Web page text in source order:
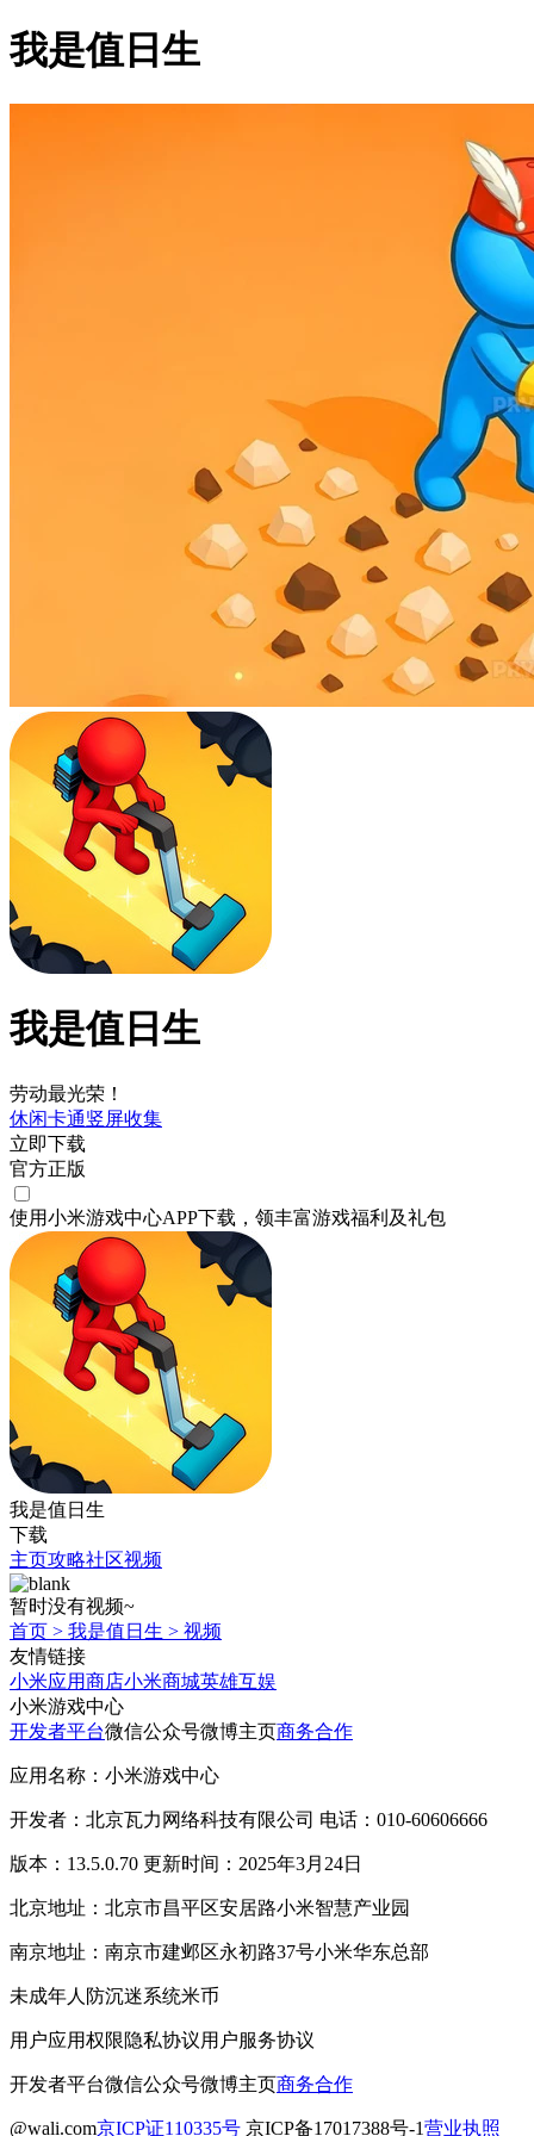
我是值日生
我是值日生
劳动最光荣！
休闲卡通竖屏收集
立即下载
官方正版
使用小米游戏中心APP下载 ，领丰富游戏福利 及礼包
我是值日生
下载
主页攻略社区视频
暂时没有视频~
首页 > 我是值日生 > 视频
友情链接
小米应用商店小米商城英雄互娱
小米游戏中心
开发者平台微信公众号微博主页商务合作
应用名称：小米游戏中心
开发者：北京瓦力网络科技有限公司 电话：010-60606666
版本：13.5.0.70 更新时间：2025年3月24日
北京地址：北京市昌平区安居路小米智慧产业园
南京地址：南京市建邺区永初路37号小米华东总部
未成年人防沉迷系统米币
用户应用权限隐私协议用户服务协议
开发者平台微信公众号微博主页商务合作
@wali.com京ICP证110335号 京ICP备17017388号-1营业执照